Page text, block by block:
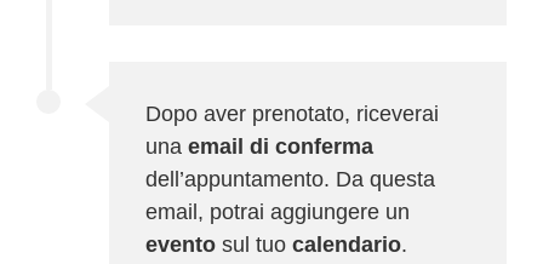
Dopo aver prenotato, riceverai
una email di conferma
dell’appuntamento. Da questa
email, potrai aggiungere un
evento sul tuo calendario.